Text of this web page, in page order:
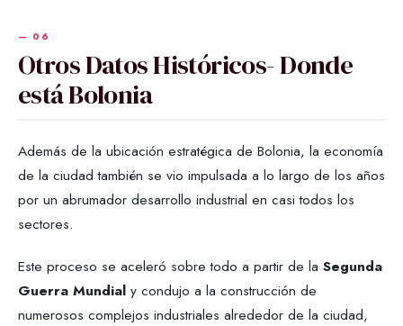
Otros Datos Históricos- Donde
está Bolonia
Además de la ubicación estratégica de Bolonia, la economía
de la ciudad también se vio impulsada a lo largo de los años
por un abrumador desarrollo industrial en casi todos los
sectores.
Este proceso se aceleró sobre todo a partir de la Segunda
Guerra Mundial y condujo a la construcción de
numerosos complejos industriales alrededor de la ciudad,